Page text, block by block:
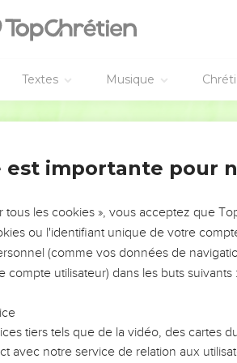
Textes Musique
!
leur vision. Mais on voit
même que ce sont
sur les erreurs
afin que leurs erreurs
groupe ou une famille,
est importante pour
tous les cookies », vous acceptez que
ou l'identifiant unique de votre
(comme vos données de
utilisateur) dans les buts suivants :
tiers tels que de la vidéo, des cartes
avec notre service de relation aux